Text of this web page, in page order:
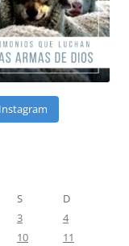
S
D
3
4
10
11